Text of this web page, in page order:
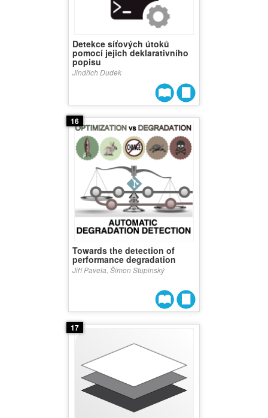
Detekce síťových útoků
pomocí jejich deklarativního
popisu
Jindřich Dudek
16
Towards the detection of
performance degradation
Jiří Pavela, Šimon Stupinský
17